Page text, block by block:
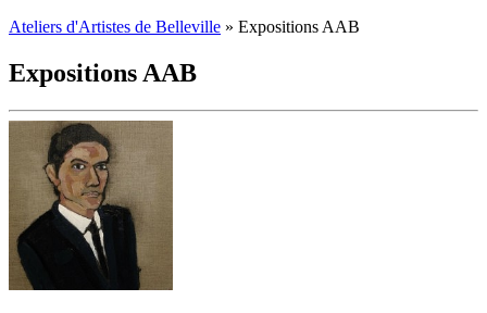
Ateliers d'Artistes de Belleville » Expositions AAB
Expositions AAB